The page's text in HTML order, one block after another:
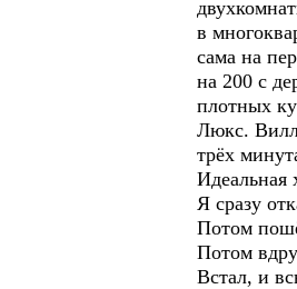
в
сама на
на 200 с
плотных
Люкс.
трёх
Идеальная
Я сразу
Потом
Потом
Встал, и